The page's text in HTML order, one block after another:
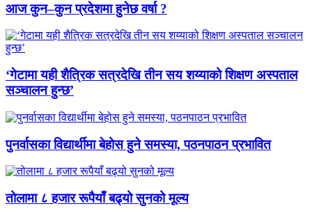
आज कुन–कुन प्रदेशमा हुनेछ वर्षा ?
‘गेटामा यही शैत्रिक सत्रदेखि तीन सय शय्याको शिक्षण अस्पताल
सञ्चालन हुन्छ’
पुनर्वासका विद्यार्थीमा बेहोस हुने समस्या, पठनपाठन प्रभावित
तोलामा ८ हजार रूपैयाँ बढ्यो सुनको मूल्य